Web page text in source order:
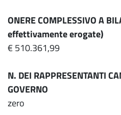
ONERE COMPLESSIVO A
effettivamente erogate)
€ 510.361,99
N. DEI RAPPRESENTANTI
GOVERNO
zero